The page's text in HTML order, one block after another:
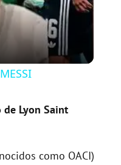
Lyon Saint
como OACI)